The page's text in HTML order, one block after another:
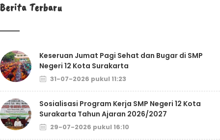
Berita Terbaru
Keseruan Jumat Pagi Sehat dan Bugar di SMP
Negeri 12 Kota Surakarta
31-07-2026 pukul 11:23
Sosialisasi Program Kerja SMP Negeri 12 Kota
Surakarta Tahun Ajaran 2026/2027
29-07-2026 pukul 16:10